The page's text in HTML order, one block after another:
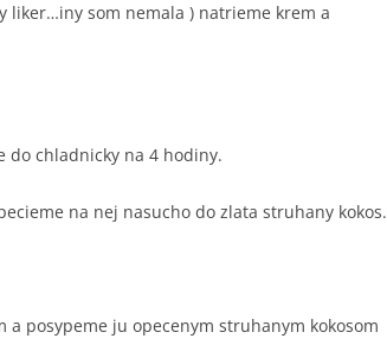
liker…iny som nemala ) natrieme krem a
do chladnicky na 4 hodiny.
na nej nasucho do zlata struhany kokos.
posypeme ju opecenym struhanym kokosom